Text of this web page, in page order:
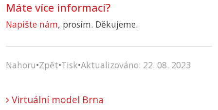
Máte více informací?
Napište nám, prosím. Děkujeme.
Nahoru•Zpět•Tisk•Aktualizováno: 22. 08. 2023
Virtuální model Brna